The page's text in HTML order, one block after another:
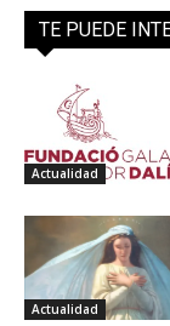
TE PUEDE
Actualidad
Actualidad